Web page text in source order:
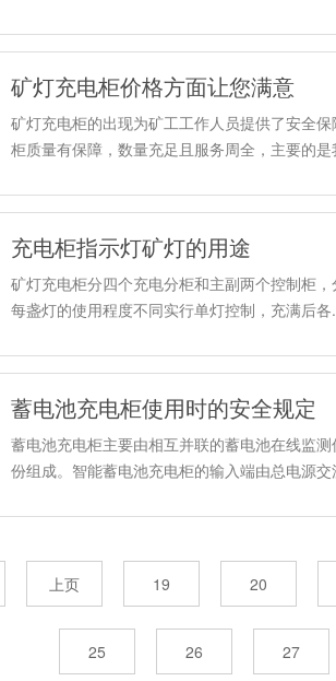
矿灯充电柜价格方面让您满意
矿灯充电柜的出现为矿工工作人员提供了安全
柜质量有保障，数量充足且服务周全，主要的是
充电柜指示灯矿灯的用途
矿灯充电柜分四个充电分柜和主副两个控制柜
每盏灯的使用程度不同实行单灯控制，充满后各
蓄电池充电柜使用时的安全规定
蓄电池充电柜主要由相互并联的蓄电池在线监
份组成。智能蓄电池充电柜的输入端由总电源交
上页 19 20
25 26 27